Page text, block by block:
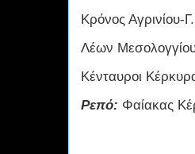
Κρόνος Αγρινίου-
Λέων
Κένταυροι
Ρεπό: Φαίακας